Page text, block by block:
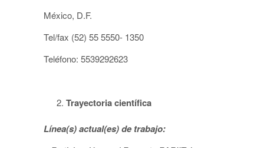
México, D.F.
Tel/fax (52) 55 5550- 1350
Teléfono: 5539292623
Trayectoria científica
Línea(s) actual(es) de trabajo: